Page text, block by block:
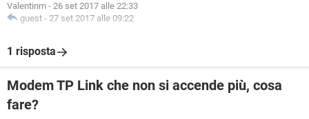
Valentinm - 26 set 2017 alle 22:33
guest - 27 set 2017 alle 09:22
1 risposta
Modem TP Link che non si accende più, cosa
fare?